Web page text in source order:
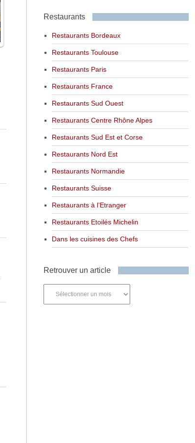
Restaurants
Restaurants Bordeaux
Restaurants Toulouse
Restaurants Paris
Restaurants France
Restaurants Sud Ouest
Restaurants Centre Rhône Alpes
Restaurants Sud Est et Corse
Restaurants Nord Est
Restaurants Normandie
Restaurants Suisse
Restaurants à l’Etranger
Restaurants Etoilés Michelin
Dans les cuisines des Chefs
Retrouver un article